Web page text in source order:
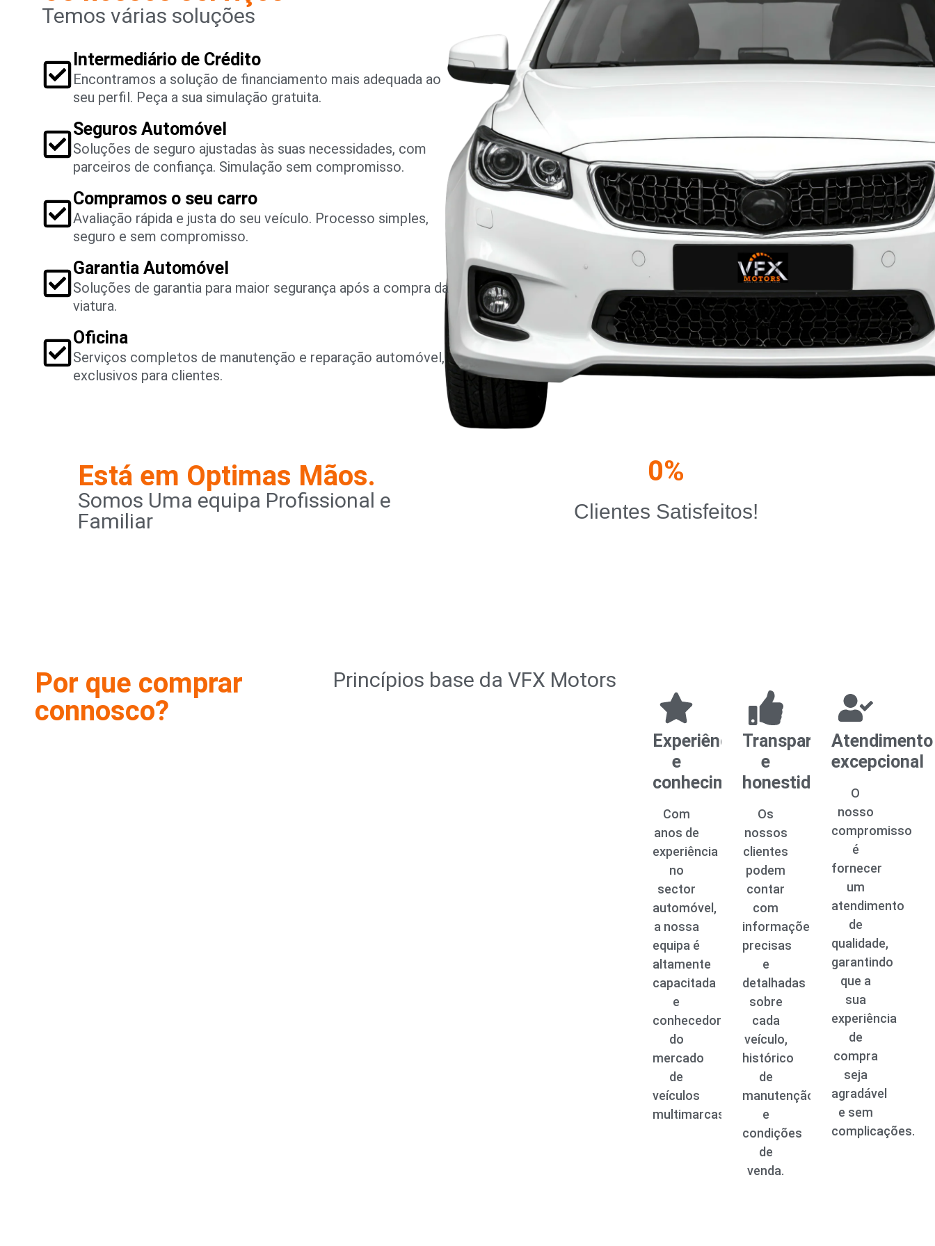
Temos várias soluções
Intermediário de Crédito
Encontramos a solução de financiamento mais adequada ao
seu perfil. Peça a sua simulação gratuita.
Seguros Automóvel
Soluções de seguro ajustadas às suas necessidades, com
parceiros de confiança. Simulação sem compromisso.
Compramos o seu carro
Avaliação rápida e justa do seu veículo. Processo simples,
seguro e sem compromisso.
Garantia Automóvel
Soluções de garantia para maior segurança após a compra da
viatura.
Oficina
Serviços completos de manutenção e reparação automóvel,
exclusivos para clientes.
Está em Optimas Mãos.
Somos Uma equipa Profissional e
Familiar
Clientes Satisfeitos!
0%
Por que comprar
connosco?
Princípios base da VFX Motors
Experiência
e
conhecimento
Com
anos de
experiência
no
sector
automóvel,
a nossa
equipa é
altamente
capacitada
e
conhecedora
do
mercado
de
veículos
multimarcas.
Transparência
e
honestidade
Os
nossos
clientes
podem
contar
com
informações
precisas
e
detalhadas
sobre
cada
veículo,
histórico
de
manutenção
e
condições
de
venda.
Atendimento
excepcional
O
nosso
compromisso
é
fornecer
um
atendimento
de
qualidade,
garantindo
que a
sua
experiência
de
compra
seja
agradável
e sem
complicações.